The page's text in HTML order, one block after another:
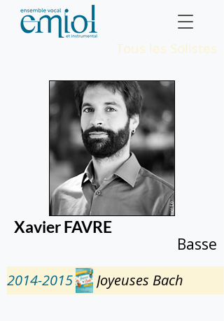
Tous les Solistes
Xavier FAVRE
Basse
2014-2015 Joyeuses Bach